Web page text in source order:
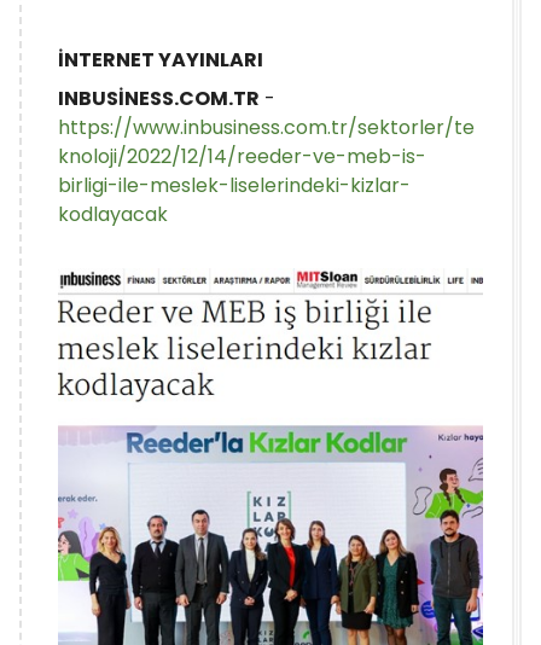
İNTERNET YAYINLARI
INBUSİNESS.COM.TR -
https://www.inbusiness.com.tr/sektorler/te
knoloji/2022/12/14/reeder-ve-meb-is-
birligi-ile-meslek-liselerindeki-kizlar-
kodlayacak